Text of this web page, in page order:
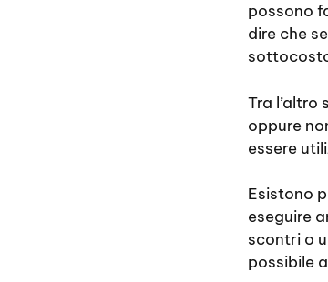
possono
dire che
Tra l’altro
oppure
essere
Esistono
eseguire
scontri o
possibile